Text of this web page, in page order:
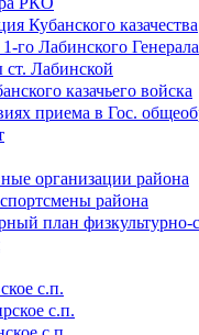
Кубанского казачества
го Лабинского
Лабинской
казачьего войска
приема в Гос.
организации района
района
план
с.п.
с.п.